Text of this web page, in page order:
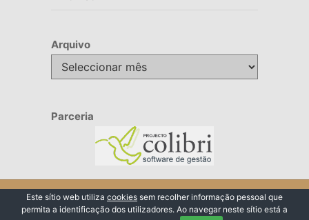
Arquivo
Arquivo
Parceria
© 2026 VivóRiso
Voltar ao Topo ↑
Este sítio web utiliza cookies sem recolher informação pessoal que
permita a identificação dos utilizadores. Ao navegar neste sítio está a